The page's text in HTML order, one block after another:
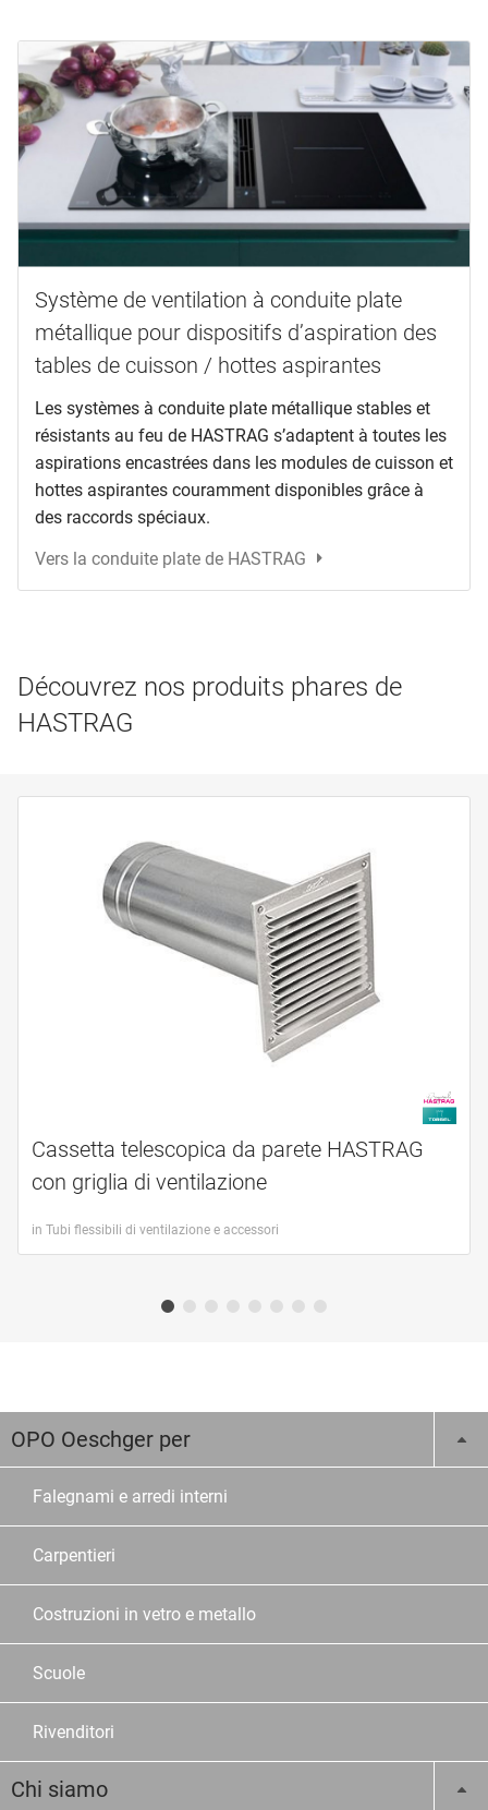
Système de ventilation à conduite plate
métallique pour dispositifs d’aspiration des
tables de cuisson / hottes aspirantes
Les systèmes à conduite plate métallique stables et
résistants au feu de HASTRAG s’adaptent à toutes les
aspirations encastrées dans les modules de cuisson et
hottes aspirantes couramment disponibles grâce à
des raccords spéciaux.
Vers la conduite plate de HASTRAG
Découvrez nos produits phares de
HASTRAG
Cassetta telescopica da parete HASTRAG
con griglia di ventilazione
in Tubi flessibili di ventilazione e accessori
OPO Oeschger per
Falegnami e arredi interni
Carpentieri
Costruzioni in vetro e metallo
Scuole
Rivenditori
Chi siamo